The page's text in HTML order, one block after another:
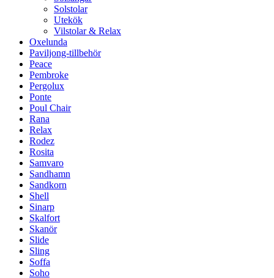
Solstolar
Utekök
Vilstolar & Relax
Oxelunda
Paviljong-tillbehör
Peace
Pembroke
Pergolux
Ponte
Poul Chair
Rana
Relax
Rodez
Rosita
Samvaro
Sandhamn
Sandkorn
Shell
Sinarp
Skalfort
Skanör
Slide
Sling
Soffa
Soho